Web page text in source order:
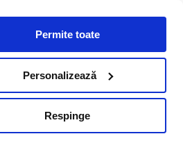
Permite toate
Personalizează
Respinge